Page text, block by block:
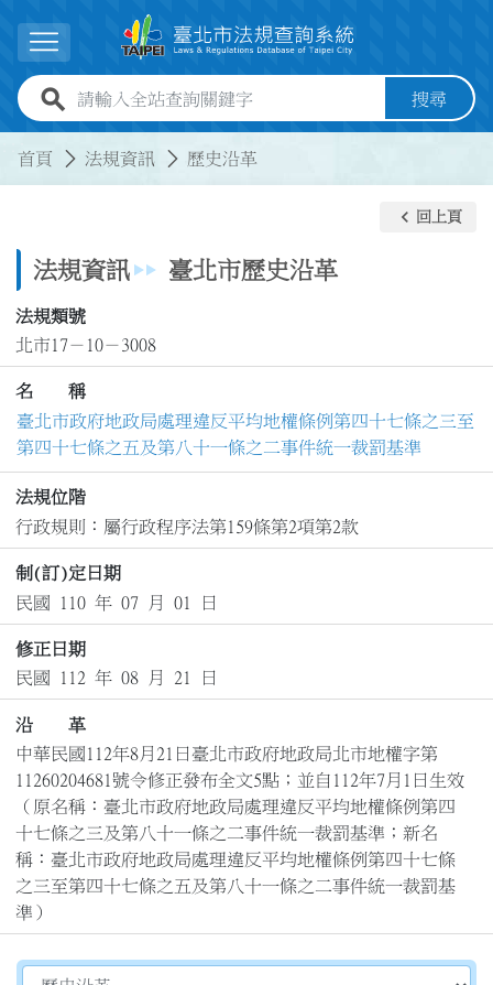
展開選單
全站查詢關鍵字欄位 搜尋
首頁 法規資訊 歷史沿革
法規資訊 臺北市歷史沿革
keyboard_arrow_left 回上頁
法規類號
北市17－10－3008
名 稱
臺北市政府地政局處理違反平均地權條例第四十七條之三至
第四十七條之五及第八十一條之二事件統一裁罰基準
法規位階
行政規則：屬行政程序法第159條第2項第2款
制(訂)定日期
民國 110 年 07 月 01 日
修正日期
民國 112 年 08 月 21 日
沿 革
中華民國112年8月21日臺北市政府地政局北市地權字第
11260204681號令修正發布全文5點；並自112年7月1日生效
（原名稱：臺北市政府地政局處理違反平均地權條例第四
十七條之三及第八十一條之二事件統一裁罰基準；新名
稱：臺北市政府地政局處理違反平均地權條例第四十七條
之三至第四十七條之五及第八十一條之二事件統一裁罰基
準）
切換選擇法規資訊內容